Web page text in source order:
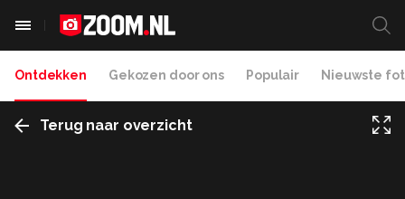
Ontdekken Gekozen door ons Populair Nieuwste
Terug naar overzicht